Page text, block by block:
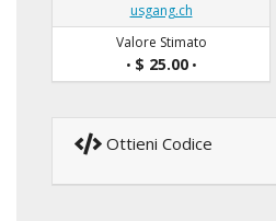
usgang.ch
Valore Stimato
• $ 25.00•
Ottieni Codice